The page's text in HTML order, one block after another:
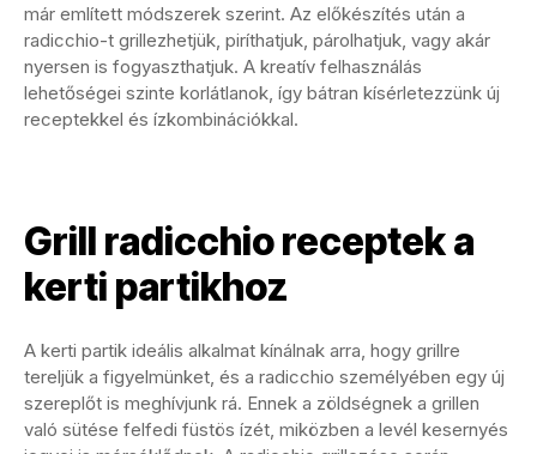
már említett módszerek szerint. Az előkészítés után a
radicchio-t grillezhetjük, piríthatjuk, párolhatjuk, vagy akár
nyersen is fogyaszthatjuk. A kreatív felhasználás
lehetőségei szinte korlátlanok, így bátran kísérletezzünk új
receptekkel és ízkombinációkkal.
Grill radicchio receptek a
kerti partikhoz
A kerti partik ideális alkalmat kínálnak arra, hogy grillre
tereljük a figyelmünket, és a radicchio személyében egy új
szereplőt is meghívjunk rá. Ennek a zöldségnek a grillen
való sütése felfedi füstös ízét, miközben a levél kesernyés